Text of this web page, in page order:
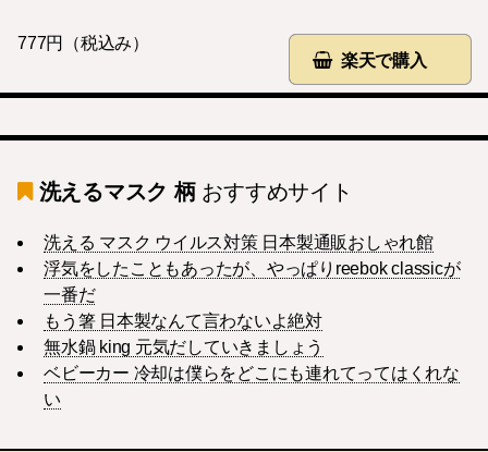
楽天で購入
777円（税込み）
洗えるマスク 柄おすすめサイト
洗える マスク ウイルス対策 日本製通販おしゃれ館
浮気をしたこともあったが、やっぱりreebok classicが
一番だ
もう箸 日本製なんて言わないよ絶対
無水鍋 king 元気だしていきましょう
ベビーカー 冷却は僕らをどこにも連れてってはくれな
い